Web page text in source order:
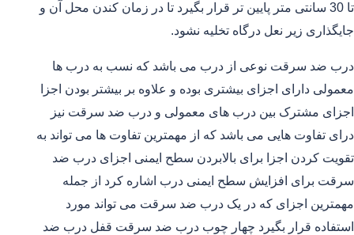
تا 30 سانتی متر پایین تر قرار بگیرد تا در زمان کندن محل آن و
جایگذاری زیر نعل درگاه تخلیه نشود.
درب ضد سرقت نوعی از درب می باشد که نسب به درب ها
معمولی دارای اجزای بیشتری بوده و علاوه بر بیشتر بودن اجزا
اجزای مشترک بین درب های معمولی و درب ضد سرقت نیز
درای تفاوت هایی می باشد که از مهمترین تفاوت ها می تواند به
تقویت کردن اجزا برای بالابردن سطح ایمنی اجزای درب ضد
سرقت برای افزایش سطح ایمنی درب اشاره کرد از جمله
مهمترین اجزای که در یک درب ضد سرقت می تواند مورد
استفاده قرار بگیرد چهار چوب درب ضد سرقت قفل درب ضد